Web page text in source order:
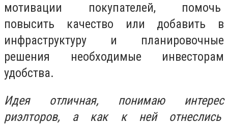
мотивации покупателей, помочь
повысить качество или добавить в
инфраструктуру и планировочные
решения необходимые инвесторам
удобства.
Идея отличная, понимаю интерес
риэлторов, а как к ней отнеслись